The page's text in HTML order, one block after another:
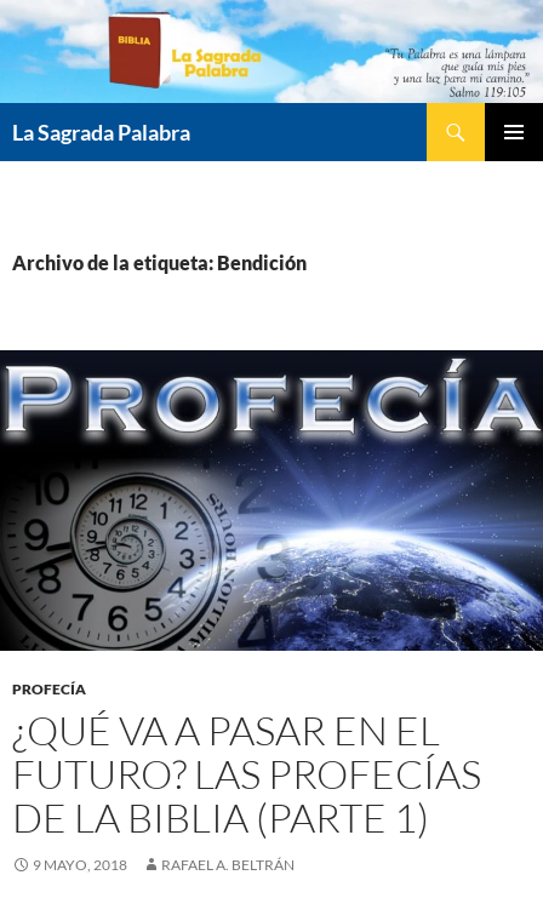
Saltar
contenido
La Sagrada Palabra
Archivo de la etiqueta: Bendición
PROFECÍA
¿QUÉ VA A PASAR EN EL
FUTURO? LAS PROFECÍAS
DE LA BIBLIA (PARTE 1)
9 MAYO, 2018 RAFAEL A. BELTRÁN